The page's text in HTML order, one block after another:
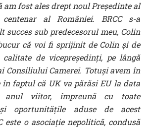
am fost ales drept noul Președinte al
al României. BRCC s-a
succes sub predecesorul meu, Colin
că voi fi sprijinit de Colin și de
de vicepreședinți, pe lângă
Consiliului Camerei. Totuși avem în
în faptul că UK va părăsi EU la data
viitor, împreună cu toate
oportunitățile aduse de acest
este o asociație nepolitică, condusă